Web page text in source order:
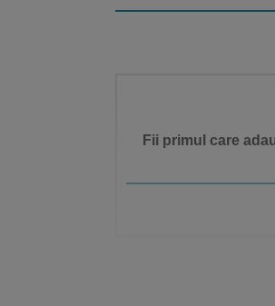
Fii primul care